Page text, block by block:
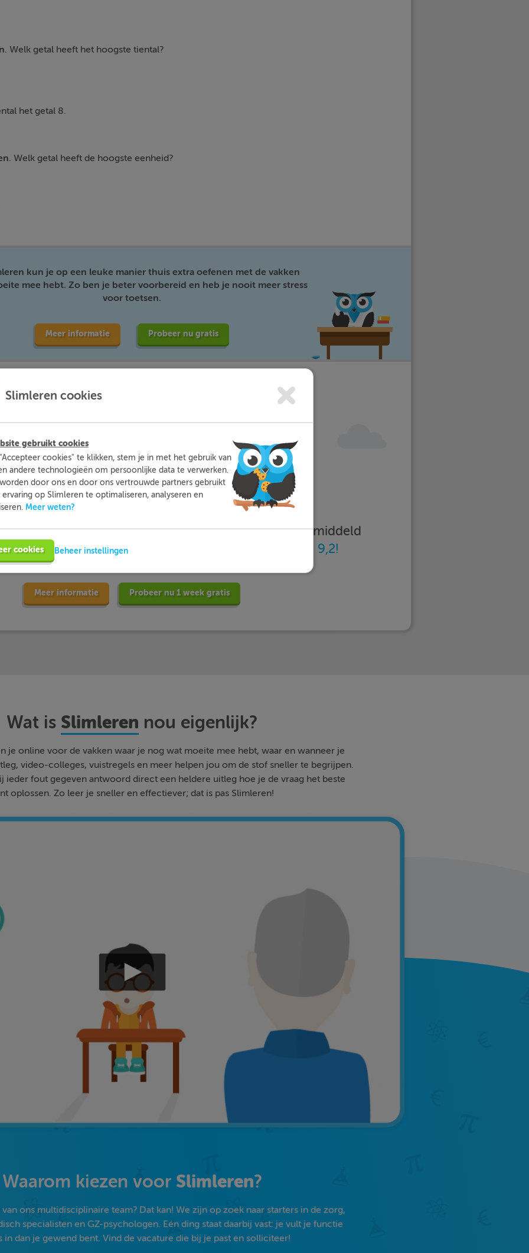
. Welk getal heeft het hoogste tiental?
het getal 8.
. Welk getal heeft de hoogste eenheid?
kun je op een leuke manier thuis extra oefenen met de vakken
mee hebt. Zo ben je beter voorbereid en heb je nooit meer stress
voor toetsen.
Meer informatie Probeer nu gratis
leerlingen met
… en dat zij Slimleren gemiddeld
met een 9,2!
Meer informatie Probeer nu 1 week gratis
Wat is Slimleren nou eigenlijk?
je online voor de vakken waar je nog wat moeite mee hebt, waar en wanneer je
video-colleges, vuistregels en meer helpen jou om de stof sneller te begrijpen.
ieder fout gegeven antwoord direct een heldere uitleg hoe je de vraag het beste
oplossen. Zo leer je sneller en effectiever; dat is pas Slimleren!
Waarom kiezen voor Slimleren?
ons multidisciplinaire team? Dat kan! We zijn op zoek naar starters in de zorg,
specialisten en GZ-psychologen. Eén ding staat daarbij vast: je vult je functie
in dan je gewend bent. Vind de vacature die bij je past en solliciteer!
Slimleren cookies
gebruikt cookies
cookies" te klikken, stem je in met het gebruik van
andere technologieën om persoonlijke data te verwerken.
door ons en door ons vertrouwde partners gebruikt
op Slimleren te optimaliseren, analyseren en
Meer weten?
cookies Beheer instellingen